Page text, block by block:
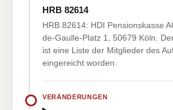
HRB 82614
HRB 82614: HDI Pensionskasse
de-Gaulle-Platz 1, 50679 Köln.
ist eine Liste der Mitglieder des
eingereicht worden.
VERÄNDERUNGEN